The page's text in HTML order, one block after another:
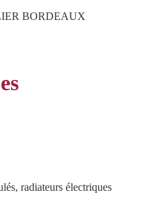
BORDEAUX
radiateurs électriques